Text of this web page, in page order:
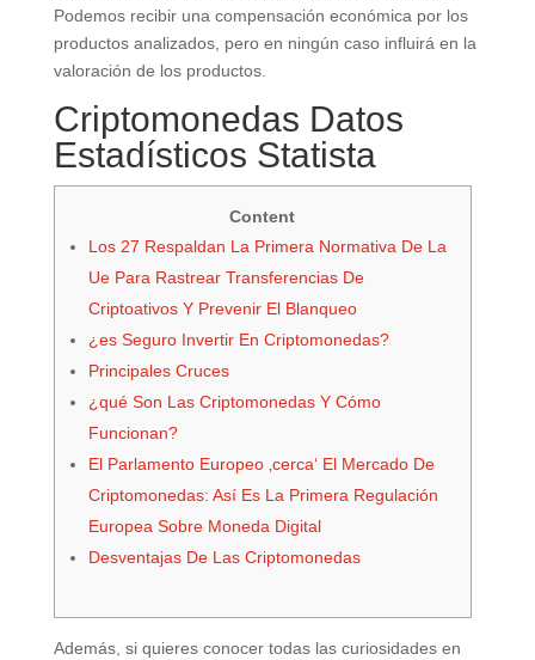
Podemos recibir una compensación económica por los
productos analizados, pero en ningún caso influirá en la
valoración de los productos.
Criptomonedas Datos
Estadísticos Statista
Content
Los 27 Respaldan La Primera Normativa De La
Ue Para Rastrear Transferencias De
Criptoativos Y Prevenir El Blanqueo
¿es Seguro Invertir En Criptomonedas?
Principales Cruces
¿qué Son Las Criptomonedas Y Cómo
Funcionan?
El Parlamento Europeo ‚cerca‘ El Mercado De
Criptomonedas: Así Es La Primera Regulación
Europea Sobre Moneda Digital
Desventajas De Las Criptomonedas
Además, si quieres conocer todas las curiosidades en